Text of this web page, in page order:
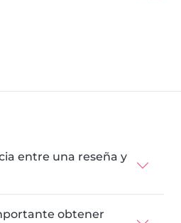
entre una reseña y
obtener